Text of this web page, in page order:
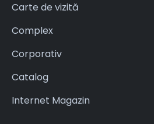
Carte de vizită
Complex
Corporativ
Catalog
Internet Magazin